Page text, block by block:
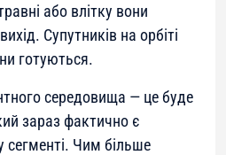
або влітку вони
Супутників на орбіті
готуються.
середовища — це буде
зараз фактично є
сегменті. Чим більше